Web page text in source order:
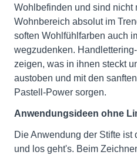
Wohlbefinden und sind nicht
Wohnbereich absolut im
soften Wohlfühlfarben auch
wegzudenken.
zeigen, was in ihnen steckt
austoben und mit den
Pastell-Power sorgen.
Anwendungsideen ohne
Die Anwendung der Stifte
und los geht's. Beim